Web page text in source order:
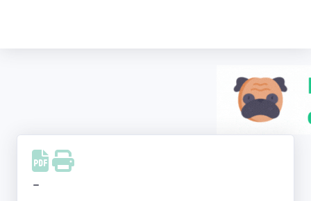
Facebook
Instagram
-